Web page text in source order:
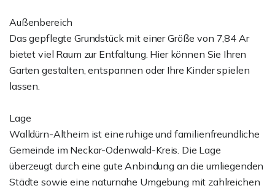
Außenbereich
Das gepflegte Grundstück mit einer Größe von 7,84 Ar
bietet viel Raum zur Entfaltung. Hier können Sie Ihren
Garten gestalten, entspannen oder Ihre Kinder spielen
lassen.
Lage
Walldürn-Altheim ist eine ruhige und familienfreundliche
Gemeinde im Neckar-Odenwald-Kreis. Die Lage
überzeugt durch eine gute Anbindung an die umliegenden
Städte sowie eine naturnahe Umgebung mit zahlreichen